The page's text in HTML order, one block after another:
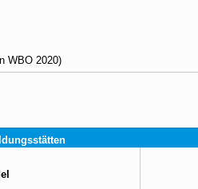
WBO 2020)